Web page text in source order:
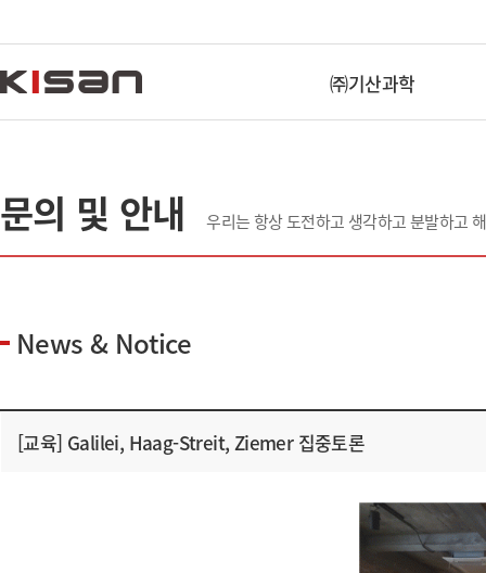
㈜기산과학
문의 및 안내 우리는 항상 도전하고 생각하고 분발하고
News & Notice
[교육] Galilei, Haag-Streit, Ziemer 집중토론